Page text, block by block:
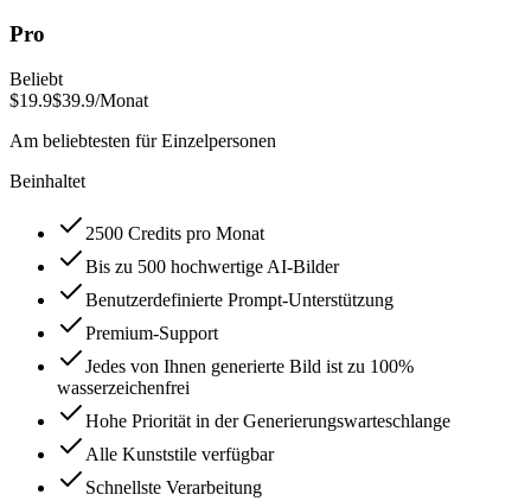
Pro
Beliebt
$19.9$39.9/Monat
Am beliebtesten für Einzelpersonen
Beinhaltet
2500 Credits pro Monat
Bis zu 500 hochwertige AI-Bilder
Benutzerdefinierte Prompt-Unterstützung
Premium-Support
Jedes von Ihnen generierte Bild ist zu 100%
wasserzeichenfrei
Hohe Priorität in der Generierungswarteschlange
Alle Kunststile verfügbar
Schnellste Verarbeitung